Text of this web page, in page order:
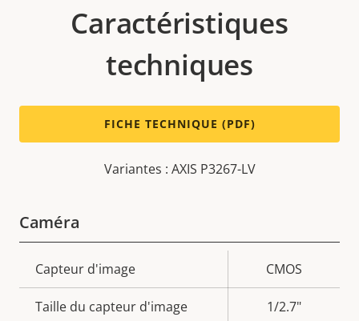
Caractéristiques
techniques
FICHE TECHNIQUE (PDF)
Variantes : AXIS P3267-LV
Caméra
Description
de la
propriété
la
propriété
Capteur d'image CMOS
Taille du capteur d'image 1/2.7"